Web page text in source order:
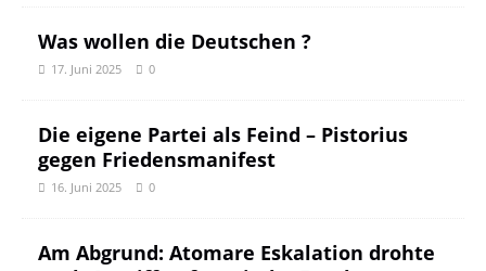
Was wollen die Deutschen ?
17. Juni 2025 0
Die eigene Partei als Feind – Pistorius
gegen Friedensmanifest
16. Juni 2025 0
Am Abgrund: Atomare Eskalation drohte